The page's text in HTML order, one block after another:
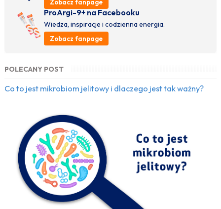
Zobacz fanpage
ProArgi-9+ na Facebooku
Wiedza, inspiracje i codzienna energia.
Zobacz fanpage
POLECANY POST
Co to jest mikrobiom jelitowy i dlaczego jest tak ważny?